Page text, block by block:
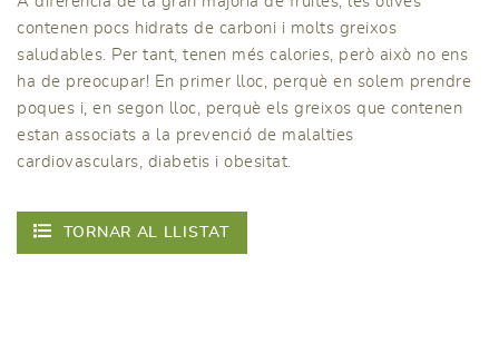
contenen pocs hidrats de carboni i molts greixos
saludables. Per tant, tenen més calories, però això no ens
ha de preocupar! En primer lloc, perquè en solem prendre
poques i, en segon lloc, perquè els greixos que contenen
estan associats a la prevenció de malalties
cardiovasculars, diabetis i obesitat.
TORNAR AL LLISTAT